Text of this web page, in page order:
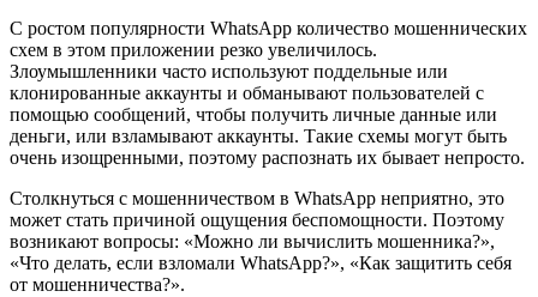
С ростом популярности WhatsApp количество мошеннических
схем в этом приложении резко увеличилось.
Злоумышленники часто используют поддельные или
клонированные аккаунты и обманывают пользователей с
помощью сообщений, чтобы получить личные данные или
деньги, или взламывают аккаунты. Такие схемы могут быть
очень изощренными, поэтому распознать их бывает непросто.
Столкнуться с мошенничеством в WhatsApp неприятно, это
может стать причиной ощущения беспомощности. Поэтому
возникают вопросы: «Можно ли вычислить мошенника?»,
«Что делать, если взломали WhatsApp?», «Как защитить себя
от мошенничества?».